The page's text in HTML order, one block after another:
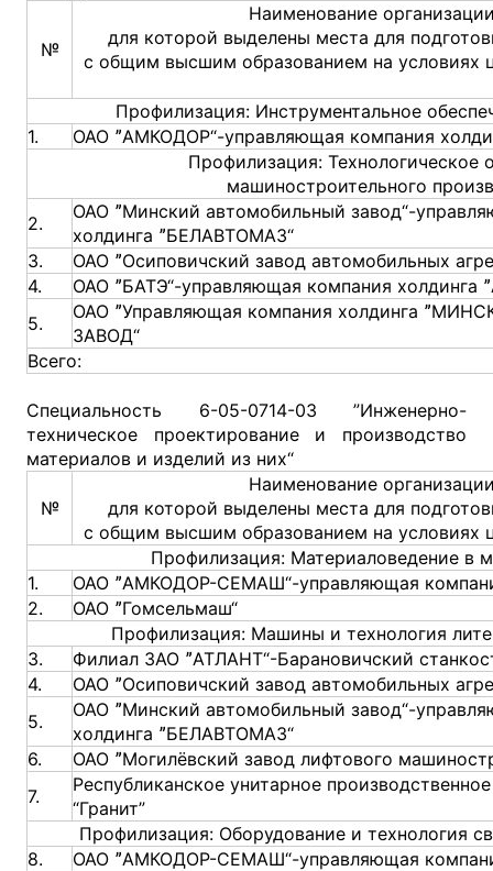
№
Наименование
для которой выделены места для
с общим высшим образованием на условиях
Профилизация: Инструментальное
1.
ОАО ˮАМКОДОР“-управляющая компания
Профилизация: Технологическое
машиностроительного
2.
ОАО ˮМинский автомобильный завод“-
холдинга ˮБЕЛАВТОМАЗ“
3.
ОАО ˮОсиповичский завод автомобильных
4.
ОАО ˮБАТЭ“-управляющая компания холдинга
5.
ОАО ˮУправляющая компания холдинга
ЗАВОД“
Всего:
Специальность 6-05-0714-03 ”Инженерно-
техническое проектирование и производство
материалов и изделий из них“
№
Наименование
для которой выделены места для
с общим высшим образованием на условиях
Профилизация: Материаловедение в
1.
ОАО ˮАМКОДОР-СЕМАШ“-управляющая
2.
ОАО ˮГомсельмаш“
Профилизация: Машины и технология
3.
Филиал ЗАО ˮАТЛАНТ“-Барановичский
4.
ОАО ˮОсиповичский завод автомобильных
5.
ОАО ˮМинский автомобильный завод“-
холдинга ˮБЕЛАВТОМАЗ“
6.
ОАО ˮМогилёвский завод лифтового
7.
Республиканское унитарное
“Гранит”
Профилизация: Оборудование и технология
8.
ОАО ˮАМКОДОР-СЕМАШ“-управляющая